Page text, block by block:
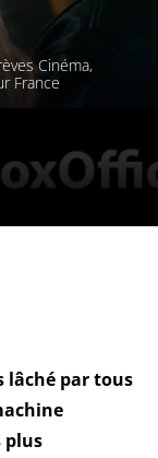
Cinéma,
France
lâché par tous
plus